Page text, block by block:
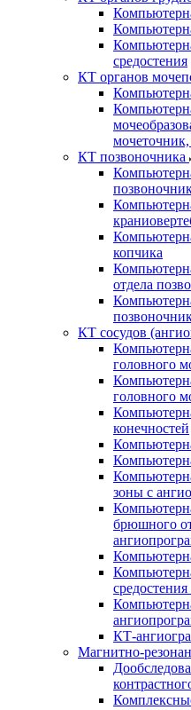
средостения
КТ органов
КТ позвоночника
копчика
отдела
КТ сосудов
головного
головного
конечностей
зоны с
брюшного
КТ-
Магнитно-